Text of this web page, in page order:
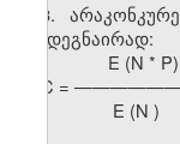
3.
შემდეგნაირად:
E (N * P)
C =
E (N )